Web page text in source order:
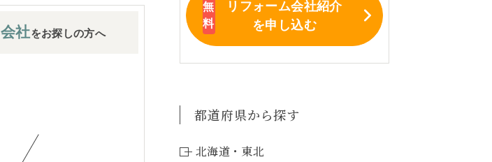
社をお探しの方へ
リフォーム会社紹介
を申し込む
都道府県から探す
北海道・東北